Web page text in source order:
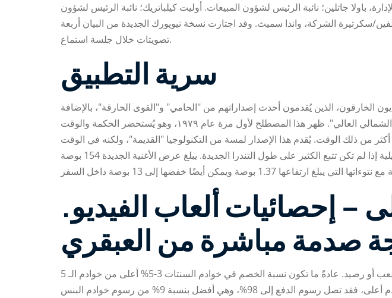
باولا جاتلين؛ نائبة الرئيس لشؤون المبيعات. أوليت كيلباتريك؛ نائبة الرئيس لشؤون
سكرتيرة الشركة، واندا سميث. وقد اجتازت نسخة نيويورك الجديدة من البيان أربعة
تصويتات خلال جلسة استماع.
سرية التطبيق
الخارقون، الذين يُقدمون أحدث إصداراتهم من "الحامي" و"القوى الخارقة"، بالإضافة
إلى ساسكواتش وأورورا، قد اعتُبروا "ألفا" رمزًا للمكانة الجديدة كأبرز المدافعين عن "النور الشمالي العالي". ظهر هذا المصطلح لأول مرة عام ١٩٧٩، وهو يُستحضر الحكمة والوقت
من ذلك الوقت. يُقدم هذا الإصدار لمسة من التكنولوجيا "القديمة"، ولكنه في الوقت
نفسه حزمة مُثبتة تُعرف بفعاليتها. هذا ما تحتاجه لمزلجة تُبقيك بعيدًا عن أعمال العناية الليلية إذا لم تكن تتبع الكثير على طول التندرا الجديدة. يبلغ عرض الأغنية الجديدة 154 بوصة
– إحصائيات ألعاب الفيديو.
صدمة مباشرة من العبقري
عندما يكون لديك 100 دولار على الجهاز، وتلعب بميزانية واحدة، فسيكون لديك 800 نقطة لعب أو رصيد. عادةً ما تكون نسبة الخصم في خوادم السنتات 3-5% أعلى من خوادم الـ 5